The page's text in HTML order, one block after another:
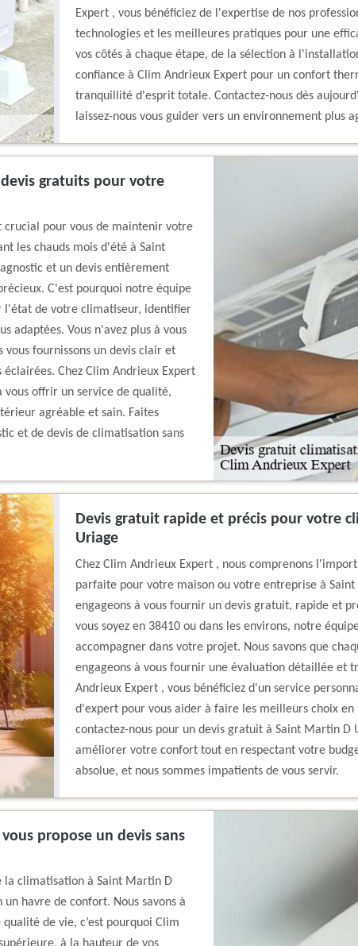
Expert , vous bénéficiez de l'expertise de nos
technologies et les meilleures pratiques pour une
vos côtés à chaque étape, de la sélection à
confiance à Clim Andrieux Expert pour un confort
tranquillité d'esprit totale. Contactez-nous dès
laissez-nous vous guider vers un environnement plus
gratuits pour votre
crucial pour vous de maintenir votre
les chauds mois d'été à Saint
et un devis entièrement
C'est pourquoi notre équipe
l'état de votre climatiseur, identifier
adaptées. Vous n'avez plus à vous
vous fournissons un devis clair et
Chez Clim Andrieux Expert
vous offrir un service de qualité,
agréable et sain. Faites
et de devis de climatisation sans
Devis gratuit rapide et précis pour votre
Uriage
Chez Clim Andrieux Expert , nous comprenons
parfaite pour votre maison ou votre entreprise à
engageons à vous fournir un devis gratuit, rapide et
vous soyez en 38410 ou dans les environs, notre
accompagner dans votre projet. Nous savons que
engageons à vous fournir une évaluation détaillée et
Andrieux Expert , vous bénéficiez d'un service
d'expert pour vous aider à faire les meilleurs choix
contactez-nous pour un devis gratuit à Saint Martin D
améliorer votre confort tout en respectant votre
absolue, et nous sommes impatients de vous servir.
propose un devis sans
la climatisation à Saint Martin D
havre de confort. Nous savons à
de vie, c’est pourquoi Clim